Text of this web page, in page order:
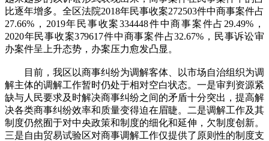
比逐年增多。全区法院2018年民事收案272503件中商事案件占
27.66%，2019年民事收案334448件中商事案件占29.49%，
2020年民事收案379617件中商事案件占32.67%，民事诉讼审
办案件呈上升态势，办案压力愈发凸显。
目前，我区以商事纠纷为调解客体、以市场自治组织为调
解主体的调解工作暂时仍处于相对空白状态。一是审判资源紧
缺与人民要求及时解决商事纠纷之间的矛盾十分突出，提高解
决各类商事纠纷效率和质量变得迫在眉睫。二是调解工作及其
制度仍然囿于对中央政策和制度的细化和延伸，欠制度创新。
三是自由贸易试验区对商事调解工作仅提供了原则性的制度支